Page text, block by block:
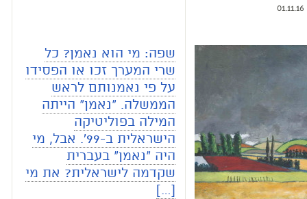
01.11.16
שפה: מי הוא נאמן? כל
שרי המערך זכו או הפסידו
על פי נאמנותם לראש
הממשלה. "נאמן" הייתה
המילה בפוליטיקה
הישראלית ב-99'. אבל, מי
היה "נאמן" בעברית
שקדמה לישראלית? את מי
[…]